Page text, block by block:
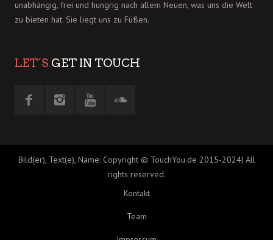
unabhängig, frei und hungrig nach allem Neuen, was uns die Welt
zu bieten hat. Sie liegt uns zu Füßen.
LET´S GET IN TOUCH
Bild(er), Text(e), Name: Copyright © TouchYou.de 2015-2024| All
rights reserved.
Kontakt
Team